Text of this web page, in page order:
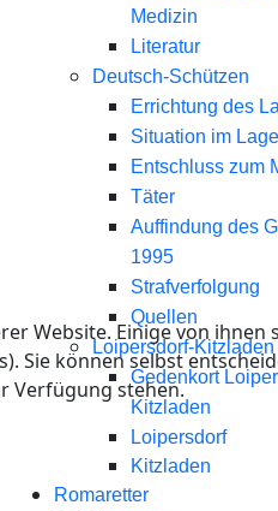
Medizin
Literatur
Deutsch-Schützen
Errichtung des
Situation im
Entschluss zum
Täter
Auffindung des
1995
Strafverfolgung
Quellen
Loipersdorf-Kitzladen
Gedenkort
Kitzladen
Loipersdorf
Kitzladen
Romaretter
Website. Einige von
Sie können selbst
Verfügung stehen.